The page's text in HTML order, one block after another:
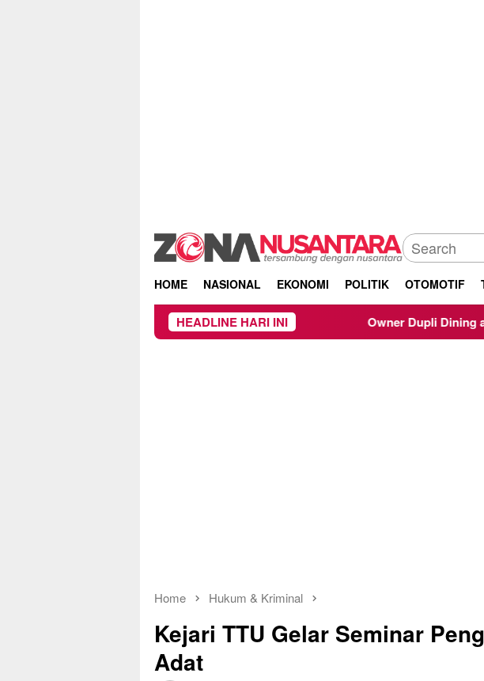
HOME NASIONAL EKONOMI POLITIK OTOMOTIF
HEADLINE HARI INIOwner Dupli Dining and Lounge Chandra
Home Hukum & Kriminal
Kejari TTU Gelar Seminar
Adat